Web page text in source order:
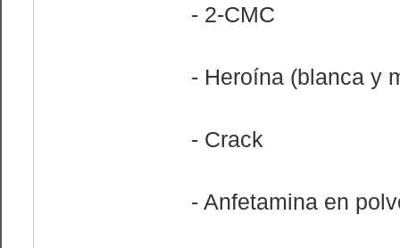
- 2-CMC
- Heroína (blanca y
- Crack
- Anfetamina en